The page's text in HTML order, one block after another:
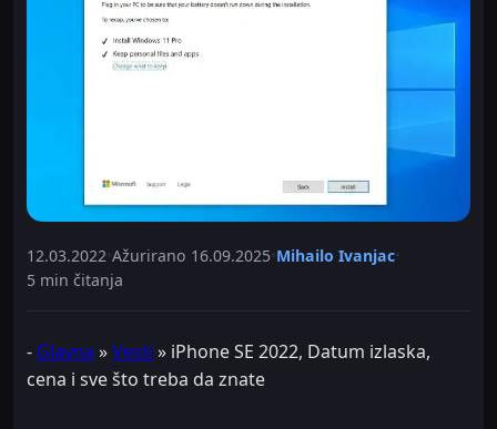
12.03.2022 Ažurirano 16.09.2025 Mihailo Ivanjac
5 min čitanja
- Glavna »Vesti » iPhone SE 2022, Datum izlaska,
cena i sve što treba da znate